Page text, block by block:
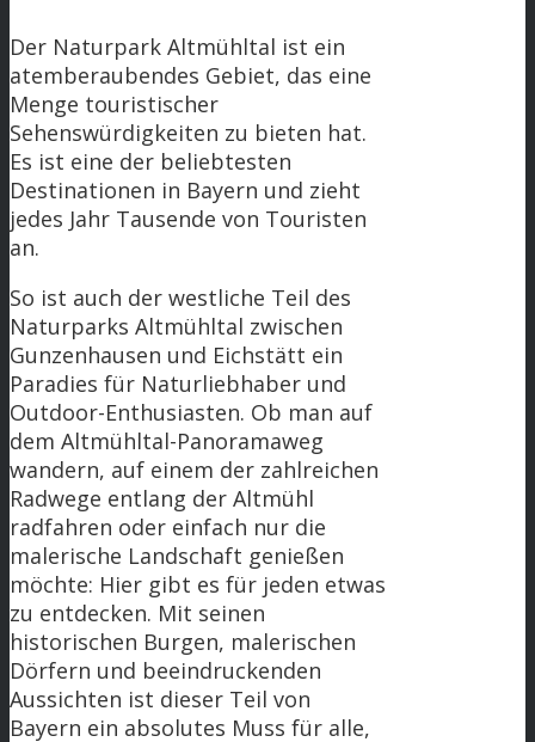
Der Naturpark Altmühltal ist ein
atemberaubendes Gebiet, das eine
Menge touristischer
Sehenswürdigkeiten zu bieten hat.
Es ist eine der beliebtesten
Destinationen in Bayern und zieht
jedes Jahr Tausende von Touristen
an.
So ist auch der westliche Teil des
Naturparks Altmühltal zwischen
Gunzenhausen und Eichstätt ein
Paradies für Naturliebhaber und
Outdoor-Enthusiasten. Ob man auf
dem Altmühltal-Panoramaweg
wandern, auf einem der zahlreichen
Radwege entlang der Altmühl
radfahren oder einfach nur die
malerische Landschaft genießen
möchte: Hier gibt es für jeden etwas
zu entdecken. Mit seinen
historischen Burgen, malerischen
Dörfern und beeindruckenden
Aussichten ist dieser Teil von
Bayern ein absolutes Muss für alle,